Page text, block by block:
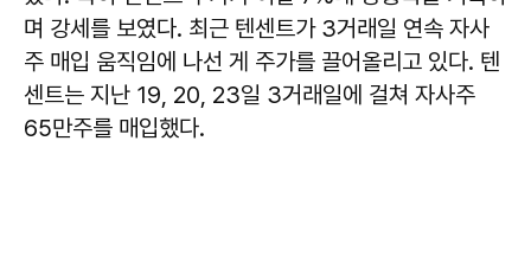
며 강세를 보였다. 최근 텐센트가 3거래일 연속 자사
주 매입 움직임에 나선 게 주가를 끌어올리고 있다. 텐
센트는 지난 19, 20, 23일 3거래일에 걸쳐 자사주
65만주를 매입했다.